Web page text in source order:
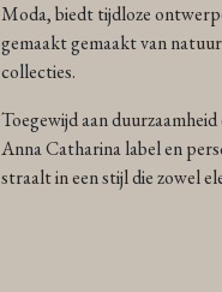
Moda, biedt tijdloze
gemaakt gemaakt van
collecties.
Toegewijd aan
Anna Catharina label en
straalt in een stijl die zowel